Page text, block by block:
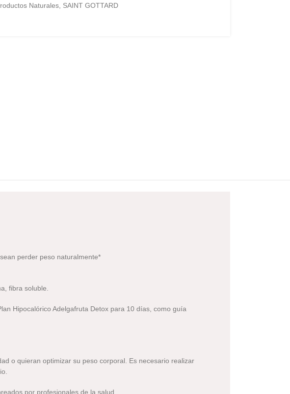
Naturales, SAINT GOTTARD
perder peso naturalmente*
fibra soluble.
Hipocalórico Adelgafruta Detox para 10 días, como guía
o quieran optimizar su peso corporal. Es necesario realizar
por profesionales de la salud.